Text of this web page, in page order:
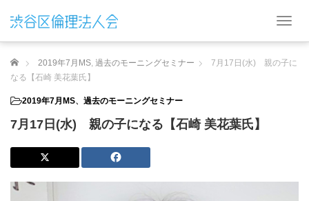
T
g
ホーム 2019年7月MS, 過去のモーニングセミナー
7月17日(水) 親の子に
なる【石崎 美花葉氏】
2019年7月MS、 過去のモーニングセミナー
7月17日(水) 親の子になる【石崎 美花葉氏】